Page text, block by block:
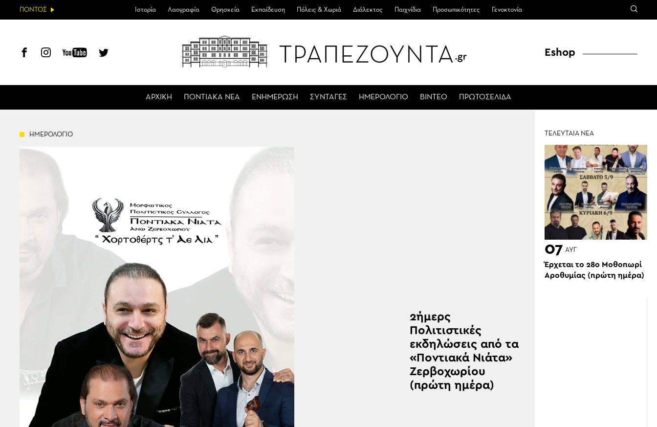
ΠΟΝΤΟΣ Ιστορία Λαογραφία Θρησκεία Εκπαίδευση Πόλεις & Χωριά Διάλεκτος Παιχνίδια Προσωπικότητες Γενοκτονία
ΑΡΧΙΚΗ ΠΟΝΤΙΑΚΑ ΝΕΑ ΕΝΗΜΕΡΩΣΗ ΣΥΝΤΑΓΕΣ ΗΜΕΡΟΛΟΓΙΟ ΒΙΝΤΕΟ ΠΡΩΤΟΣΕΛΙΔΑ
Eshop
ΗΜΕΡΟΛΟΓΙΟ
2ήμερς
Πολιτιστικές
εκδηλώσεις από τα
«Ποντιακά Νιάτα»
Ζερβοχωρίου
(πρώτη ημέρα)
ΤΕΛΕΥΤΑΙΑ ΝΕΑ
07 ΑΥΓ
Έρχεται το 28ο Μοθοπωρί
Αροθυμίας (πρώτη ημέρα)